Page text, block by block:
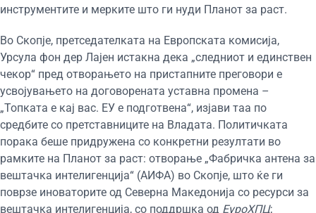
инструментите и мерките што ги нуди Планот за раст.
Во Скопје, претседателката на Европската комисија,
Урсула фон дер Лајен истакна дека „следниот и единствен
чекор“ пред отворањето на пристапните преговори е
усвојувањето на договорената уставна промена –
„Топката е кај вас. ЕУ е подготвена“, изјави таа по
средбите со претставниците на Владата. Политичката
порака беше придружена со конкретни резултати во
рамките на Планот за раст: отворање „Фабричка антена за
вештачка интелигенција“ (АИФА) во Скопје, што ќе ги
поврзе иноваторите од Северна Македонија со ресурси за
вештачка интелигенција, со поддршка од ЕуроХПЦ;